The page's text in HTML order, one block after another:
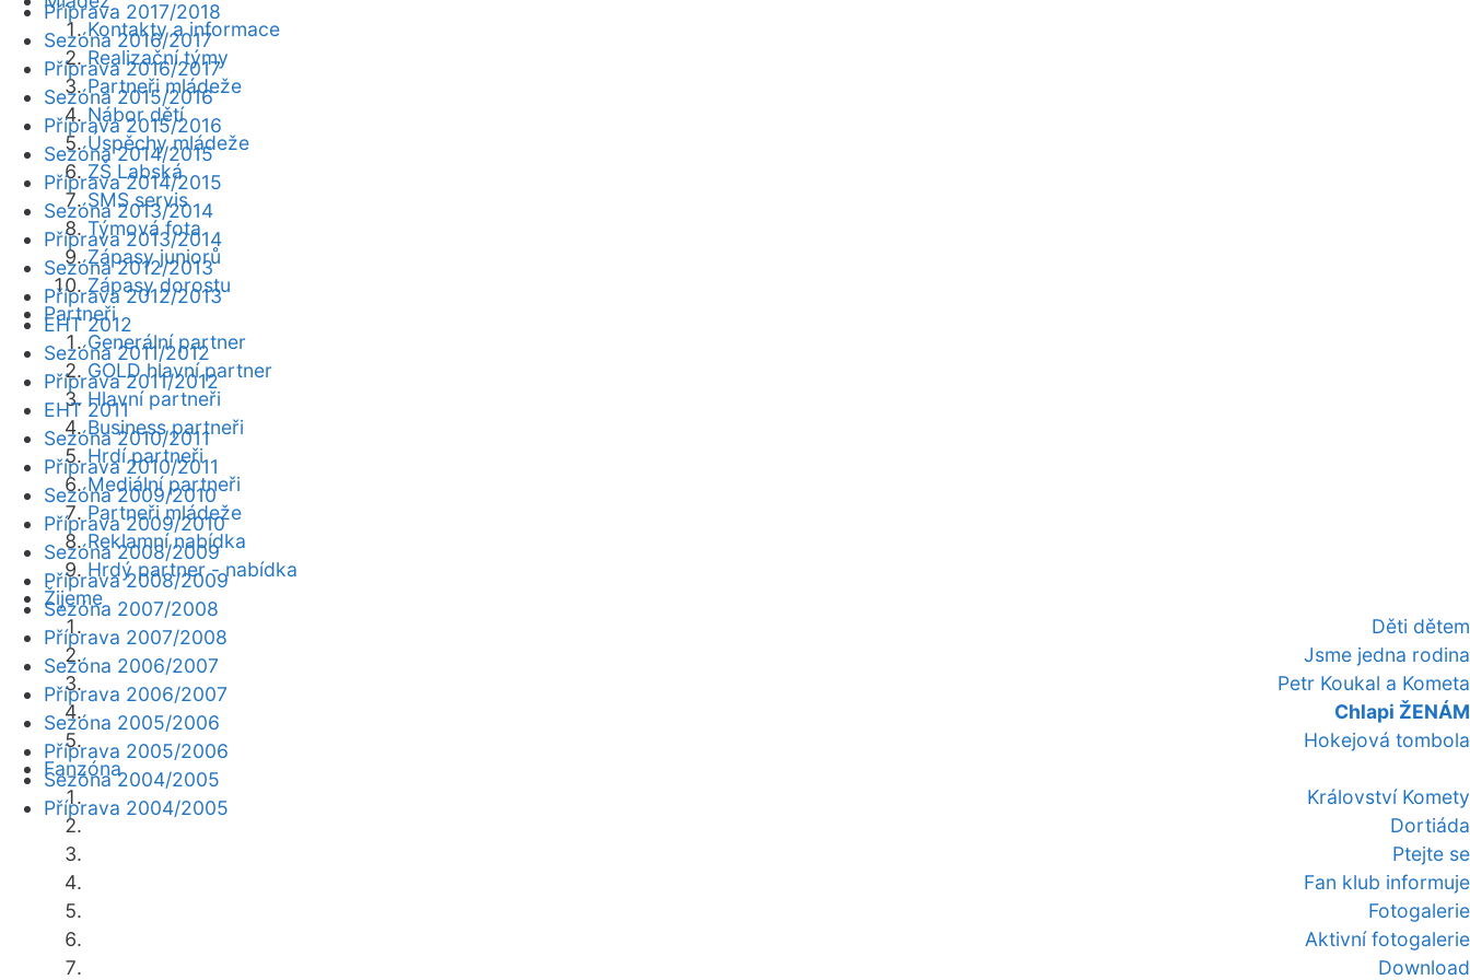
Kontakty a informace
Realizační týmy
Partneři mládeže
Nábor dětí
Úspěchy mládeže
ZŠ Labská
SMS servis
Týmová fota
Zápasy juniorů
Zápasy dorostu
Partneři
Generální partner
GOLD hlavní partner
Hlavní partneři
Business partneři
Hrdí partneři
Mediální partneři
Partneři mládeže
Reklamní nabídka
Hrdý partner - nabídka
Žijeme
Děti dětem
Jsme jedna rodina
Petr Koukal a Kometa
Chlapi ŽENÁM
Hokejová tombola
Fanzóna
Království Komety
Dortiáda
Ptejte se
Fan klub informuje
Fotogalerie
Aktivní fotogalerie
Download
Příprava 2017/2018
Sezóna 2016/2017
Příprava 2016/2017
Sezóna 2015/2016
Příprava 2015/2016
Sezóna 2014/2015
Příprava 2014/2015
Sezóna 2013/2014
Příprava 2013/2014
Sezóna 2012/2013
Příprava 2012/2013
EHT 2012
Sezóna 2011/2012
Příprava 2011/2012
EHT 2011
Sezóna 2010/2011
Příprava 2010/2011
Sezóna 2009/2010
Příprava 2009/2010
Sezóna 2008/2009
Příprava 2008/2009
Sezóna 2007/2008
Příprava 2007/2008
Sezóna 2006/2007
Příprava 2006/2007
Sezóna 2005/2006
Příprava 2005/2006
Sezóna 2004/2005
Příprava 2004/2005